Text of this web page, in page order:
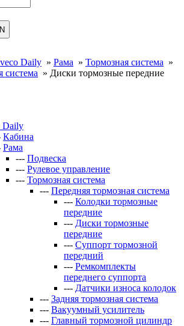
Daily » Рама » Тормозная система »
система » Диски тормозные передние
Daily
Кабина
Рама
--- Подвеска
--- Рулевое управление
--- Тормозная система
--- Передняя тормозная система
--- Колодки тормозные
передние
--- Диски тормозные
передние
--- Суппорт тормозной
передний
--- Ремкомплекты
переднего суппорта
--- Датчики износа колодок
--- Задняя тормозная система
--- Вакуумный усилитель
--- Главный тормозной цилиндр